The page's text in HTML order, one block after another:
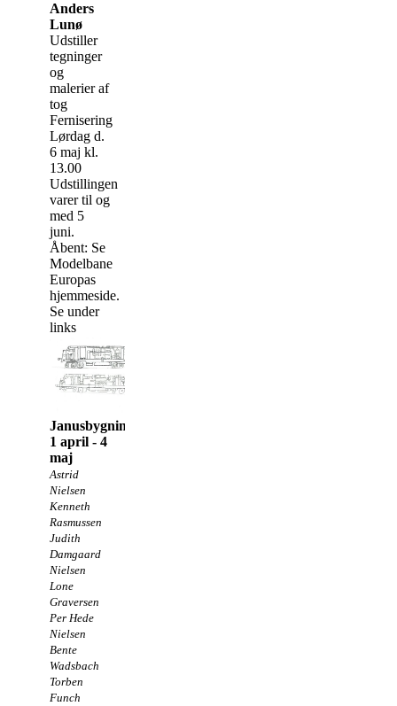
Anders
Lunø
Udstiller
tegninger
og
malerier af
tog
Fernisering
Lørdag d.
6 maj kl.
13.00
Udstillingen
varer til og
med 5
juni.
Åbent: Se
Modelbane
Europas
hjemmeside.
Se under
links
Janusbygningen
1 april - 4
maj
Astrid
Nielsen
Kenneth
Rasmussen
Judith
Damgaard
Nielsen
Lone
Graversen
Per Hede
Nielsen
Bente
Wadsbach
Torben
Funch